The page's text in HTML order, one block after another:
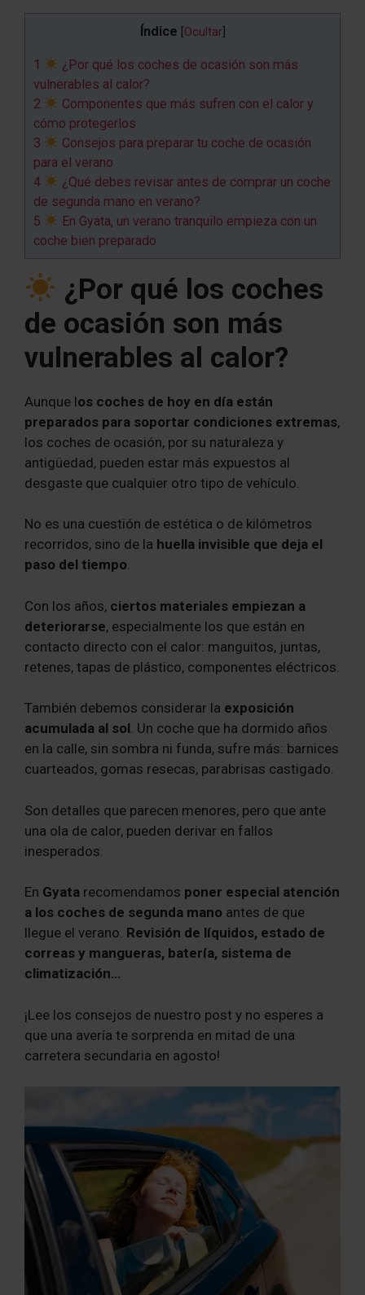
Índice Ocultar
1
¿Por qué los coches de ocasión son más
vulnerables al calor?
2
Componentes que más sufren con el calor y
cómo protegerlos
3
Consejos para preparar tu coche de ocasión
para el verano
4
¿Qué debes revisar antes de comprar un coche
de segunda mano en verano?
5
En Gyata, un verano tranquilo empieza con un
coche bien preparado
¿Por qué los coches
de ocasión son más
vulnerables al calor?
Aunque los coches de hoy en día están
preparados para soportar condiciones extremas,
los coches de ocasión, por su naturaleza y
antigüedad, pueden estar más expuestos al
desgaste que cualquier otro tipo de vehículo.
No es una cuestión de estética o de kilómetros
recorridos, sino de la huella invisible que deja el
paso del tiempo.
Con los años, ciertos materiales empiezan a
deteriorarse, especialmente los que están en
contacto directo con el calor: manguitos, juntas,
retenes, tapas de plástico, componentes eléctricos.
También debemos considerar la exposición
acumulada al sol. Un coche que ha dormido años
en la calle, sin sombra ni funda, sufre más: barnices
cuarteados, gomas resecas, parabrisas castigado.
Son detalles que parecen menores, pero que ante
una ola de calor, pueden derivar en fallos
inesperados.
En Gyata recomendamos poner especial atención
a los coches de segunda mano antes de que
llegue el verano. Revisión de líquidos, estado de
correas y mangueras, batería, sistema de
climatización…
¡Lee los consejos de nuestro post y no esperes a
que una avería te sorprenda en mitad de una
carretera secundaria en agosto!